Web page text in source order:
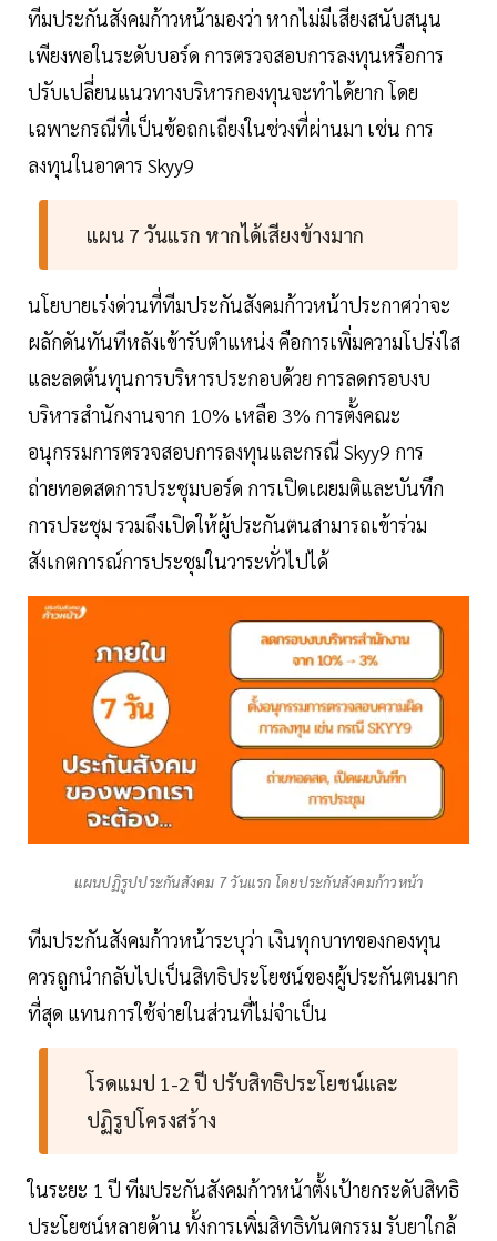
ทีมประกันสังคมก้าวหน้ามองว่า หากไม่มีเสียงสนับสนุน
เพียงพอในระดับบอร์ด การตรวจสอบการลงทุนหรือการ
ปรับเปลี่ยนแนวทางบริหารกองทุนจะทำได้ยาก โดย
เฉพาะกรณีที่เป็นข้อถกเถียงในช่วงที่ผ่านมา เช่น การ
ลงทุนในอาคาร Skyy9
แผน 7 วันแรก หากได้เสียงข้างมาก
นโยบายเร่งด่วนที่ทีมประกันสังคมก้าวหน้าประกาศว่าจะ
ผลักดันทันทีหลังเข้ารับตำแหน่ง คือการเพิ่มความโปร่งใส
และลดต้นทุนการบริหารประกอบด้วย การลดกรอบงบ
บริหารสำนักงานจาก 10% เหลือ 3% การตั้งคณะ
อนุกรรมการตรวจสอบการลงทุนและกรณี Skyy9 การ
ถ่ายทอดสดการประชุมบอร์ด การเปิดเผยมติและบันทึก
การประชุม รวมถึงเปิดให้ผู้ประกันตนสามารถเข้าร่วม
สังเกตการณ์การประชุมในวาระทั่วไปได้
แผนปฏิรูปประกันสังคม 7 วันแรก โดยประกันสังคมก้าวหน้า
ทีมประกันสังคมก้าวหน้าระบุว่า เงินทุกบาทของกองทุน
ควรถูกนำกลับไปเป็นสิทธิประโยชน์ของผู้ประกันตนมาก
ที่สุด แทนการใช้จ่ายในส่วนที่ไม่จำเป็น
โรดแมป 1-2 ปี ปรับสิทธิประโยชน์และ
ปฏิรูปโครงสร้าง
ในระยะ 1 ปี ทีมประกันสังคมก้าวหน้าตั้งเป้ายกระดับสิทธิ
ประโยชน์หลายด้าน ทั้งการเพิ่มสิทธิทันตกรรม รับยาใกล้